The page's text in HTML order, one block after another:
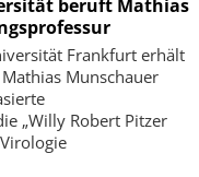
beruft Mathias
Frankfurt erhält
Munschauer
„Willy Robert Pitzer